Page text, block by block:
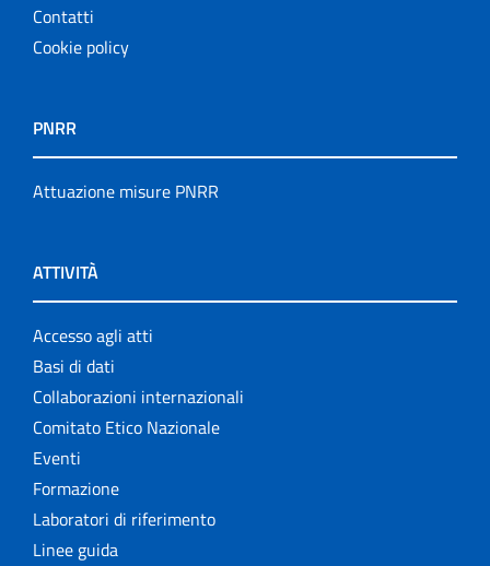
Contatti
Cookie policy
PNRR
Attuazione misure PNRR
ATTIVITÀ
Accesso agli atti
Basi di dati
Collaborazioni internazionali
Comitato Etico Nazionale
Eventi
Formazione
Laboratori di riferimento
Linee guida